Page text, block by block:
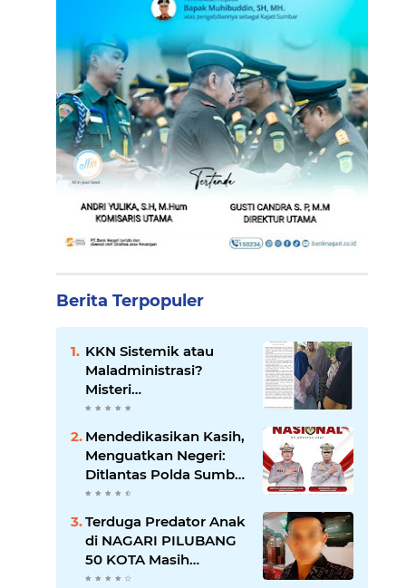
Berita Terpopuler
KKN Sistemik atau
Maladministrasi?
Misteri
"Dikorbankannya" SDN
26 ATT Menguji
Transparansi Pemkot
Padang
Mendedikasikan Kasih,
Menguatkan Negeri:
Ditlantas Polda Sumbar
Apresiasi Peran
Dharma Wanita
sebagai Pilar
Pengabdian
Terduga Predator Anak
di NAGARI PILUBANG
50 KOTA Masih
Berkeliaran